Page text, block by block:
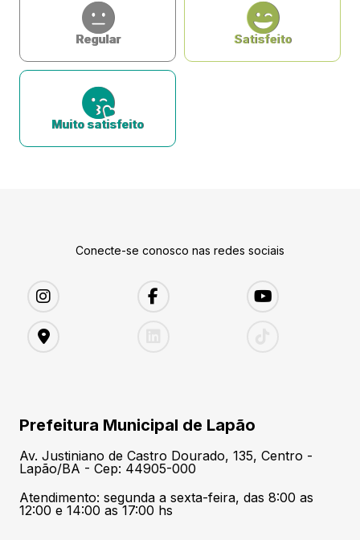
Regular Satisfeito
Muito satisfeito
Conecte-se conosco nas redes sociais
Prefeitura Municipal de Lapão
Av. Justiniano de Castro Dourado, 135, Centro -
Lapão/BA - Cep: 44905-000
Atendimento: segunda a sexta-feira, das 8:00 as
12:00 e 14:00 as 17:00 hs